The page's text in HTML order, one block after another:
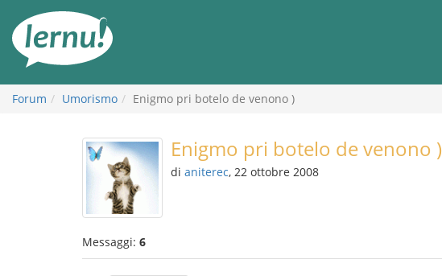
all’indice
Forum Umorismo Enigmo pri botelo de venono )
Enigmo pri botelo de venono )
di aniterec, 22 ottobre 2008
Messaggi: 6